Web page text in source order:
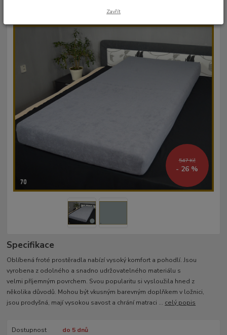
547 Kč
- 26 %
Specifikace
Oblíbená froté prostěradla nabízí vysoký komfort a pohodlí. Jsou
vyrobena z odolného a snadno udržovatelného materiálu s
velmi příjemným povrchem. Svou popularitu si vysloužila hned z
několika důvodů. Mohou být vkusným barevným doplňkem v ložnici,
jsou prodyšná, mají vysokou savost a chrání matraci ... celý popis
Dostupnost do 5 dnů
Zavřít